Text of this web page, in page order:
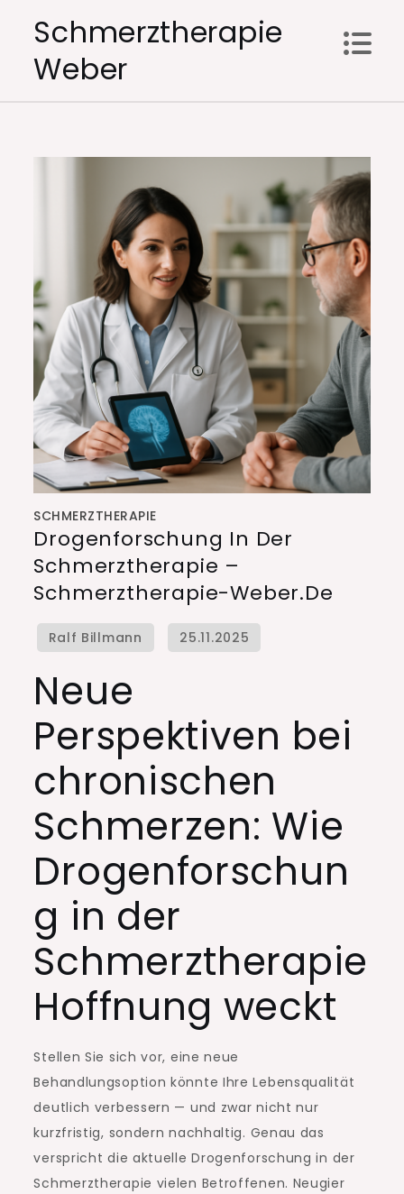
content
Schmerztherapie
Weber
SCHMERZTHERAPIE
Drogenforschung In Der
Schmerztherapie –
Schmerztherapie-Weber.de
Neue
Perspektiven bei
chronischen
Schmerzen: Wie
Drogenforschun
g in der
Schmerztherapie
Hoffnung weckt
Stellen Sie sich vor, eine neue
Behandlungsoption könnte Ihre Lebensqualität
deutlich verbessern — und zwar nicht nur
kurzfristig, sondern nachhaltig. Genau das
verspricht die aktuelle Drogenforschung in der
Schmerztherapie vielen Betroffenen. Neugier